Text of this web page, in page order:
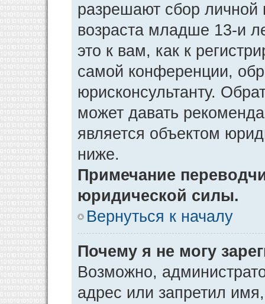
разрешают сбор
возраста младше 13-и
это к вам, как к
самой конференции,
юрисконсультанту.
может давать
является объектом
ниже.
Примечание
юридической силы.
Вернуться к началу
Почему я не могу
Возможно,
адрес или запретил